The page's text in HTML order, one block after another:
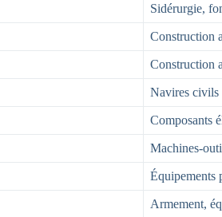
Sidérurgie,
Construction
Construction
Navires civils
Composants
Machines-
Équipements
Armement,